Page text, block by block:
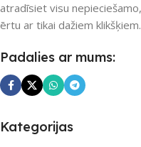
atradīsiet visu
ērtu ar tikai dažiem klikšķiem.
Padalies ar mums:
Kategorijas